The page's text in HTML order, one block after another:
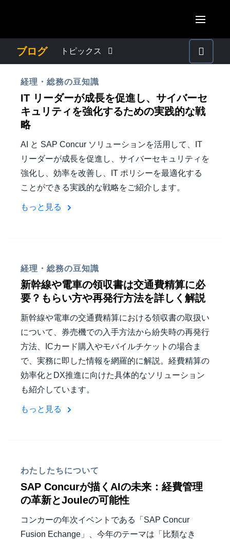
AMERICAS
Canada (English)
Canada (Français)
Brasil (Português)
United Kingdom (English)
Deutschland (Deutsch)
Nederlands (English)
España (Español)
Norway (English)
ASIA PACIFIC
India (English)
日本（日本語)
ブログ トピックス
プレスリリース
経理・総務の豆知識
製品情報
導入事例
サステナビリティ
働きかた改革
自治体・公共機関・教育機関等
経理・総務の豆知識
IT リーダーが成長を促進し、サイバーセ
キュリティを強化するための実践的な戦
略
AI と SAP Concur ソリューションを活用して、IT
リーダーが成長を促進し、サイバーセキュリティを
強化し、効率を改善し、IT ポリシーを最適化する
ことができる実践的な戦略をご紹介します。
もっと見る
経理・総務の豆知識
新幹線や電車の領収書は交通費精算に必
要？もらい方や再発行方法を詳しく解説
新幹線や電車の交通費精算における領収書の取扱い
について、券売機での入手方法から紛失時の再発行
方法、ICカード購入やモバイルチケットの場合ま
で、実務に即した情報を網羅的に解説。経費精算の
効率化とDX推進に向けた具体的なソリューション
も紹介しています。
もっと見る
わたしたちについて
SAP Concurが描くAIの未来：経費管理
の革新とJouleの可能性
コンカーの年次イベントである「SAP Concur
Fusion Echange」、今年のテーマは「比類なき